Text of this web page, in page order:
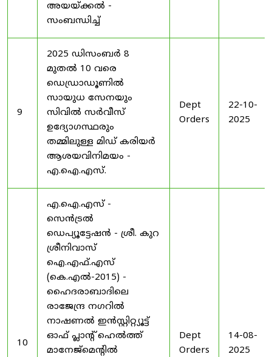
അയയ്ക്കൽ -
സംബന്ധിച്ച്
9
2025 ഡിസംബർ 8
മുതൽ 10 വരെ
ഡെഡ്രാഡൂണിൽ
സായുധ സേനയും
സിവിൽ സർവീസ്
ഉദ്യോഗസ്ഥരും
തമ്മിലുള്ള മിഡ് കരിയർ
ആശയവിനിമയം -
എ.ഐ.എസ്.
Dept
Orders
22-10-
2025
10
എ.ഐ.എസ് -
സെൻട്രൽ
ഡെപ്യൂട്ടേഷൻ - ശ്രീ. കുറ
ശ്രീനിവാസ്
ഐ.എഫ്.എസ്
(കെ.എൽ-2015) -
ഹൈദരാബാദിലെ
രാജേന്ദ്ര നഗറിൽ
നാഷണൽ ഇൻസ്റ്റിറ്റ്യൂട്ട്
ഓഫ് പ്ലാന്റ് ഹെൽത്ത്
മാനേജ്‌മെന്റിൽ
Dept
Orders
14-08-
2025